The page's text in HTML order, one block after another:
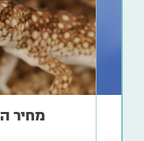
מחיר